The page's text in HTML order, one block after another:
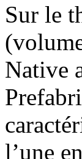
Sur le
Native
l’une